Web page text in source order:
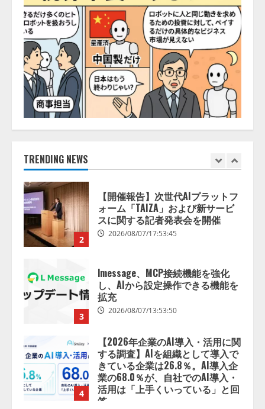
TRENDING NEWS
4
活用は「上手くいっている」と回
答
2026/08/07/13:53:50
5
ナレッジワーク、AIエンジニア油
井 誠（@myui）が入社。「セール
スAIエージェントOS」「営業領域
の業界特化LLM」の開発とAI研究
開発をリード
2026/08/07/10:54:31
1
【ドローン
AI】ドローン操縦を
AIがアドバイス「AIコーチ」をリ
2
【開催報告】次世代AIプラットフ
ォーム「TAIZA」および新サービ
スに関する記者発表会を開催
2026/08/07/17:53:45
3
lmessage、MCP接続機能を強化
し、AIから設定操作できる機能を
拡充
2026/08/07/13:53:50
4
【2026年企業のAI導入・活用に関
する調査】AIを組織として導入で
きている企業は26.8％。AI導入企
業の68.0％が、自社でのAI導入・
活用は「上手くいっている」と回
答